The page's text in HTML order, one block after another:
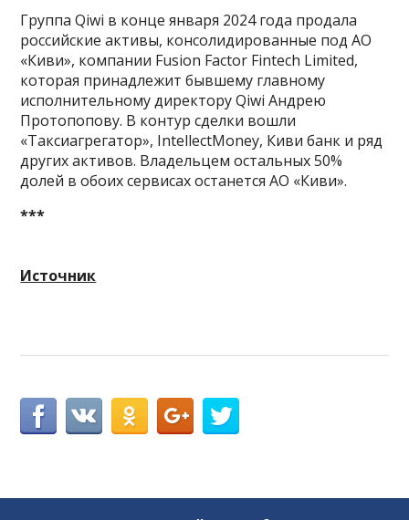
Группа Qiwi в конце января 2024 года продала
российские активы, консолидированные под АО
«Киви», компании Fusion Factor Fintech Limited,
которая принадлежит бывшему главному
исполнительному директору Qiwi Андрею
Протопопову. В контур сделки вошли
«Таксиагрегатор», IntellectMoney, Киви банк и ряд
других активов. Владельцем остальных 50%
долей в обоих сервисах останется АО «Киви».
***
Источник